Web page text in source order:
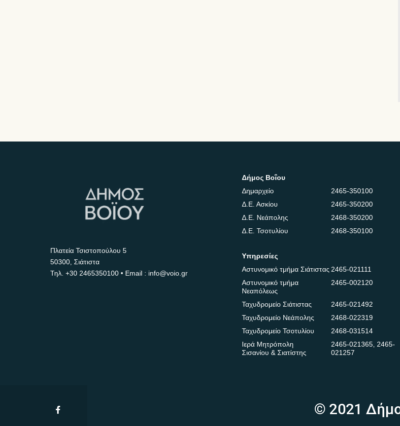
Πλατεία Τσιστοπούλου 5
50300, Σιάτιστα
Τηλ. +30 2465350100 • Email : info@voio.gr
Δήμος Βοΐου
Δημαρχείο
2465-350100
Δ.Ε. Ασκίου
2465-350200
Δ.Ε. Νεάπολης
2468-350200
Δ.Ε. Τσοτυλίου
2468-350100
Υπηρεσίες
Αστυνομικό τμήμα Σιάτιστας2465-021111
Αστυνομικό τμήμα
Νεαπόλεως
2465-002120
Ταχυδρομείο Σιάτιστας
2465-021492
Ταχυδρομείο Νεάπολης
2468-022319
Ταχυδρομείο Τσοτυλίου
2468-031514
Ιερά Μητρόπολη
Σισανίου & Σιατίστης
2465-021365,2465-
021257
© 2021